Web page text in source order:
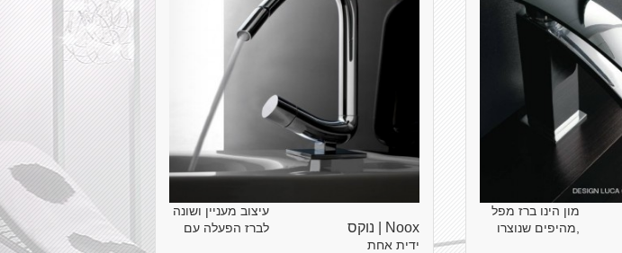
Noox | נוקס
עיצוב מעניין ושונה
לברז הפעלה עם
ידית אחת
מון הינו ברז מפל
,מהיפים שנוצרו